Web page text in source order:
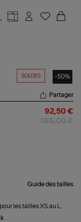
SOLDES -50%
Partager
92,50 €
Guide des tailles
les tailles XS au L.